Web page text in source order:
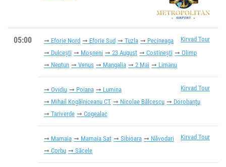
05:00 Kirvad Tour
Eforie Nord Eforie Sud Tuzla
Pecineaga
Dulcești
Moșneni 23 August Costinești
Olimp
Neptun
Venus Mangalia 2 Mai Limanu
Kirvad Tour
Ovidiu Poiana
Lumina
Mihail Kogălniceanu CT
Nicolae Bălcescu
Dorobanțu
Tariverde
Cogealac
Kirvad Tour
Mamaia Mamaia Sat Sibioara
Năvodari
Corbu
Săcele